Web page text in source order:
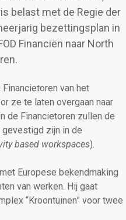
belast met de Regie der
bezettingsplan in
Financiën naar North
van het
ze te laten overgaan naar
de Financietoren zullen de
zijn in de
based workspaces).
Europese bekendmaking
van werken. Hij gaat
“Kroontuinen” voor twee